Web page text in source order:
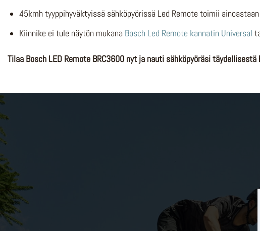
45kmh tyyppihyväktyissä sähköpyörissä Led Remote toimii
Kiinnike ei tule näytön mukana Bosch Led Remote kannatin Universal
Tilaa Bosch LED Remote BRC3600 nyt ja nauti sähköpyöräsi